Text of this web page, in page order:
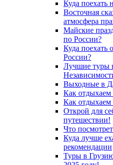
Куда поехать
Восточная
атмосфера
Майские
по России?
Куда поехать
России?
Лучшие туры
Выходные в
Как
Как отдыхаем
Открой для
путешествии!
Что
Куда лучше
рекомендации
Туры в